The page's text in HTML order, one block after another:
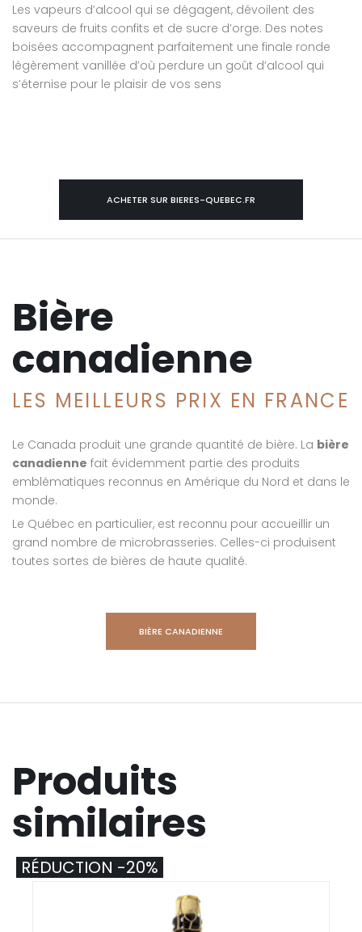
Les vapeurs d’alcool qui se dégagent, dévoilent des
saveurs de fruits confits et de sucre d’orge. Des notes
boisées accompagnent parfaitement une finale ronde
légèrement vanillée d’où perdure un goût d’alcool qui
s’éternise pour le plaisir de vos sens
ACHETER SUR BIERES-QUEBEC.FR
Bière
canadienne
LES MEILLEURS PRIX EN FRANCE
Le Canada produit une grande quantité de bière. La bière
canadienne fait évidemment partie des produits
emblématiques reconnus en Amérique du Nord et dans le
monde.
Le Québec en particulier, est reconnu pour accueillir un
grand nombre de microbrasseries. Celles-ci produisent
toutes sortes de bières de haute qualité.
BIÈRE CANADIENNE
Produits
similaires
RÉDUCTION -20%